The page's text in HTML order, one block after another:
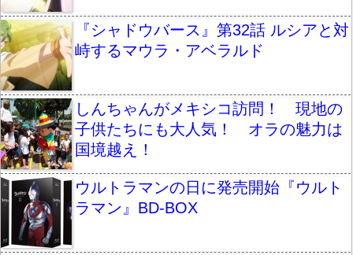
『シャドウバース』第32話 ルシアと対
峙するマウラ・アベラルド
しんちゃんがメキシコ訪問！ 現地の
子供たちにも大人気！ オラの魅力は
国境越え！
ウルトラマンの日に発売開始『ウルト
ラマン』BD-BOX